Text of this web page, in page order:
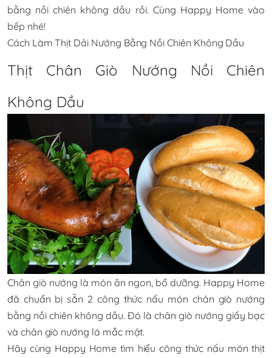
bằng nồi chiên không dầu rồi. Cùng Happy Home vào
bếp nhé!
Cách Làm Thịt Dải Nướng Bằng Nồi Chiên Không Dầu
Thịt Chân Giò Nướng Nồi Chiên
Không Dầu
Chân giò nướng là món ăn ngon, bổ dưỡng. Happy Home
đã chuẩn bị sẵn 2 công thức nấu món chân giò nướng
bằng nồi chiên không dầu. Đó là chân giò nướng giấy bạc
và chân giò nướng lá mắc mật.
Hãy cùng Happy Home tìm hiểu công thức nấu món thịt